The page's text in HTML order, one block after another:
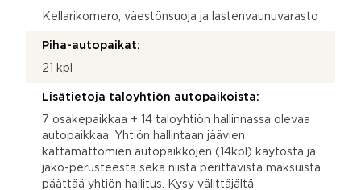
Kellarikomero, väestönsuoja ja lastenvaunuvarasto
Piha-autopaikat:
21 kpl
Lisätietoja taloyhtiön autopaikoista:
7 osakepaikkaa + 14 taloyhtiön hallinnassa olevaa
autopaikkaa. Yhtiön hallintaan jäävien
kattamattomien autopaikkojen (14kpl) käytöstä ja
jako-perusteesta sekä niistä perittävistä maksuista
päättää yhtiön hallitus. Kysy välittäjältä